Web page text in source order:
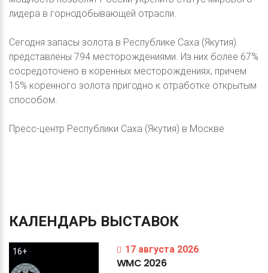
лидера в горнодобывающей отрасли.
Сегодня запасы золота в Республике Саха (Якутия)
представлены 794 месторождениями. Из них более 67%
сосредоточено в коренных месторождениях, причем
15% коренного золота пригодно к отработке открытым
способом.
Пресс-центр Республики Саха (Якутия) в Москве
КАЛЕНДАРЬ ВЫСТАВОК
16+ 17 августа 2026
WMC 2026